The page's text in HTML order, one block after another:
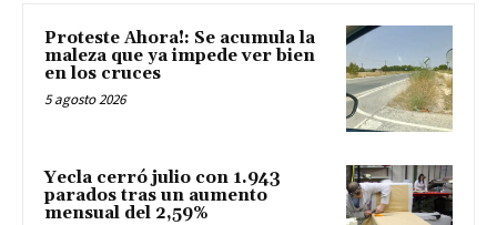
Proteste Ahora!: Se acumula la
maleza que ya impede ver bien
en los cruces
5 agosto 2026
Yecla cerró julio con 1.943
parados tras un aumento
mensual del 2,59%